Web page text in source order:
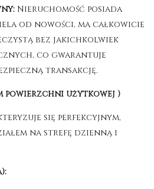
Nieruchomość posiada
od nowości, ma całkowicie
bez jakichkolwiek
co gwarantuje
transakcję.
powierzchni użytkowej )
się perfekcyjnym,
na strefę dzienną i